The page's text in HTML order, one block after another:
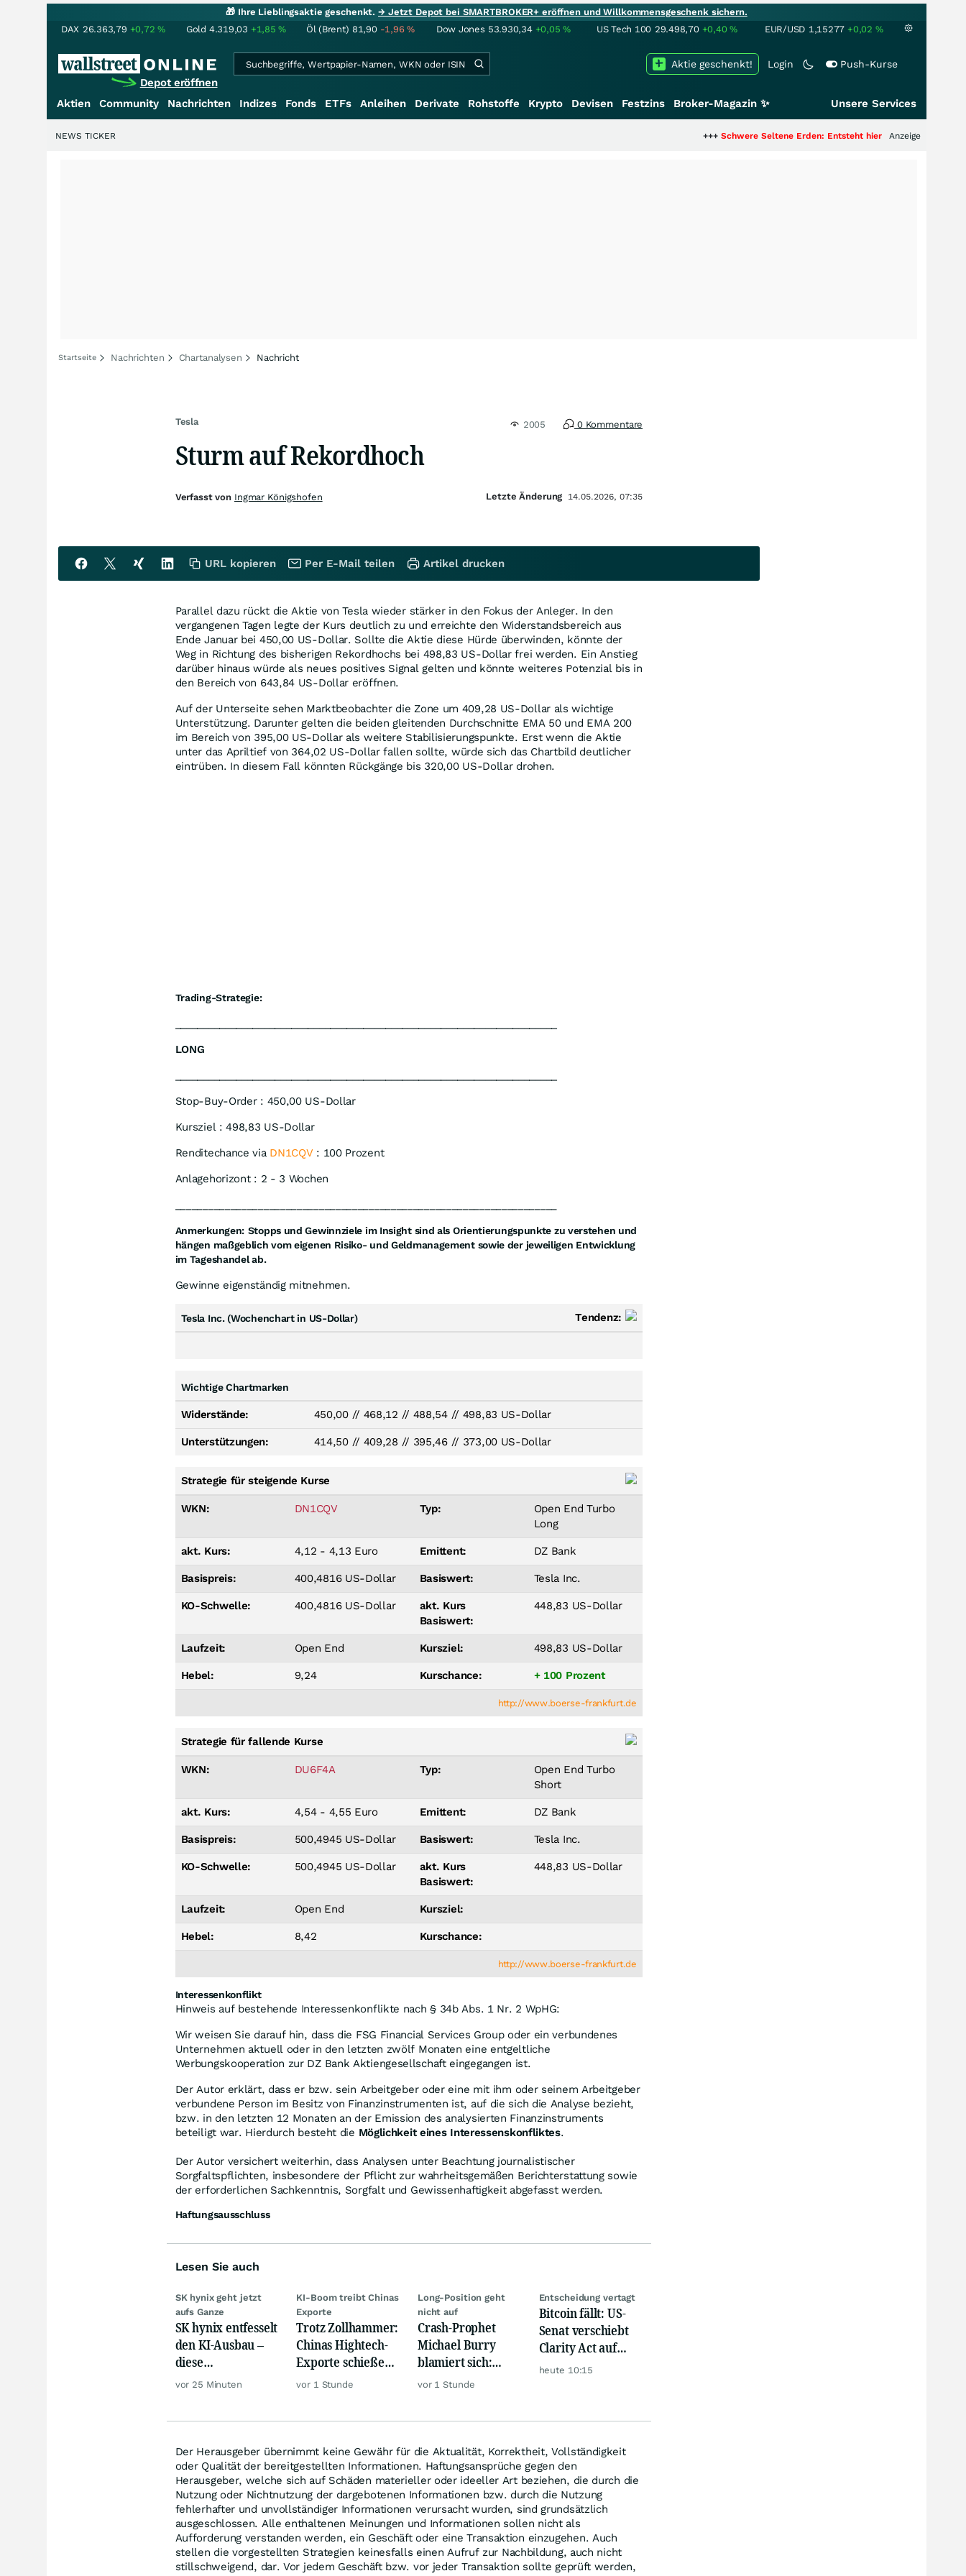
🎁 Ihre Lieblingsaktie geschenkt.→ Jetzt Depot bei SMARTBROKER+ eröffnen und Willkommensgeschenk sichern.
DAX 26.363,79 +0,72% Gold 4.319,03 +1,85% Öl (Brent) 81,90 -1,96% Dow Jones 53.930,34 +0,05% US Tech 100 29.498,70 +0,40% EUR/USD 1,15277 +0,02 %
Depot eröffnen
Login Push-Kurse
Aktie geschenkt!
Aktien Community Nachrichten Indizes Fonds ETFs Anleihen Derivate Rohstoffe Krypto Devisen Festzins Broker-Magazin ✨ Unsere Services
Schwere Seltene Erden: Entsteht hier die nächste Milliardenstory?
Anzeige
NEWS TICKER
Startseite Nachrichten Chartanalysen Nachricht
Tesla 2005 0 Kommentare
Sturm auf Rekordhoch
Parallel dazu rückt die Aktie von Tesla wieder stärker in den Fokus der Anleger. In den
vergangenen Tagen legte der Kurs deutlich zu und erreichte den Widerstandsbereich aus
Ende Januar bei 450,00 US-Dollar. Sollte die Aktie diese Hürde überwinden, könnte der
Weg in Richtung des bisherigen Rekordhochs bei 498,83 US-Dollar frei werden. Ein Anstieg
darüber hinaus würde als neues positives Signal gelten und könnte weiteres Potenzial bis in
den Bereich von 643,84 US-Dollar eröffnen.
Auf der Unterseite sehen Marktbeobachter die Zone um 409,28 US-Dollar als wichtige
Unterstützung. Darunter gelten die beiden gleitenden Durchschnitte EMA 50 und EMA 200
im Bereich von 395,00 US-Dollar als weitere Stabilisierungspunkte. Erst wenn die Aktie
unter das Apriltief von 364,02 US-Dollar fallen sollte, würde sich das Chartbild deutlicher
eintrüben. In diesem Fall könnten Rückgänge bis 320,00 US-Dollar drohen.
Trading-Strategie:
LONG
Stop-Buy-Order : 450,00 US-Dollar
Kursziel : 498,83 US-Dollar
Renditechance via DN1CQV: 100 Prozent
Anlagehorizont : 2 - 3 Wochen
Anmerkungen: Stopps und Gewinnziele im Insight sind als Orientierungspunkte zu verstehen und
hängen maßgeblich vom eigenen Risiko- und Geldmanagement sowie der jeweiligen Entwicklung
im Tageshandel ab.
Gewinne eigenständig mitnehmen.
Tesla Inc. (Wochenchart in US-Dollar) Tendenz:
Wichtige Chartmarken
Widerstände: 450,00 // 468,12 // 488,54 // 498,83 US-Dollar
Unterstützungen: 414,50 // 409,28 // 395,46 // 373,00 US-Dollar
Strategie für steigende Kurse
WKN: DN1CQV Typ:
Open End Turbo
Long
akt. Kurs: 4,12 - 4,13 Euro Emittent: DZ Bank
Basispreis: 400,4816 US-Dollar Basiswert: Tesla Inc.
KO-Schwelle: 400,4816 US-Dollar
akt. Kurs
Basiswert:
448,83 US-Dollar
Laufzeit: Open End Kursziel: 498,83 US-Dollar
Hebel: 9,24 Kurschance: + 100 Prozent
http://www.boerse-frankfurt.de
Strategie für fallende Kurse
WKN: DU6F4A Typ:
Open End Turbo
Short
akt. Kurs: 4,54 - 4,55 Euro Emittent: DZ Bank
Basispreis: 500,4945 US-Dollar Basiswert: Tesla Inc.
KO-Schwelle: 500,4945 US-Dollar
akt. Kurs
Basiswert:
448,83 US-Dollar
Laufzeit: Open End Kursziel:
Hebel: 8,42 Kurschance:
http://www.boerse-frankfurt.de
Interessenkonflikt
Hinweis auf bestehende Interessenkonflikte nach § 34b Abs. 1 Nr. 2 WpHG:
Wir weisen Sie darauf hin, dass die FSG Financial Services Group oder ein verbundenes
Unternehmen aktuell oder in den letzten zwölf Monaten eine entgeltliche
Werbungskooperation zur DZ Bank Aktiengesellschaft eingegangen ist.
Der Autor erklärt, dass er bzw. sein Arbeitgeber oder eine mit ihm oder seinem Arbeitgeber
verbundene Person im Besitz von Finanzinstrumenten ist, auf die sich die Analyse bezieht,
bzw. in den letzten 12 Monaten an der Emission des analysierten Finanzinstruments
beteiligt war. Hierdurch besteht die Möglichkeit eines Interessenskonfliktes.
Der Autor versichert weiterhin, dass Analysen unter Beachtung journalistischer
Sorgfaltspflichten, insbesondere der Pflicht zur wahrheitsgemäßen Berichterstattung sowie
der erforderlichen Sachkenntnis, Sorgfalt und Gewissenhaftigkeit abgefasst werden.
Haftungsausschluss
Lesen Sie auch
SK hynix geht jetzt
aufs Ganze
SK hynix entfesselt
den KI-Ausbau –
diese
Milliardenwette ist
vor 25 Minuten
KI-Boom treibt Chinas
Exporte
Trotz Zollhammer:
Chinas Hightech-
Exporte schießen
weiter nach oben
vor 1 Stunde
Long-Position geht
nicht auf
Crash-Prophet
Michael Burry
blamiert sich:
Diese Wette taugt
vor 1 Stunde
Entscheidung vertagt
Bitcoin fällt: US-
Senat verschiebt
Clarity Act auf
September
heute 10:15
Der Herausgeber übernimmt keine Gewähr für die Aktualität, Korrektheit, Vollständigkeit
oder Qualität der bereitgestellten Informationen. Haftungsansprüche gegen den
Herausgeber, welche sich auf Schäden materieller oder ideeller Art beziehen, die durch die
Nutzung oder Nichtnutzung der dargebotenen Informationen bzw. durch die Nutzung
fehlerhafter und unvollständiger Informationen verursacht wurden, sind grundsätzlich
ausgeschlossen. Alle enthaltenen Meinungen und Informationen sollen nicht als
Aufforderung verstanden werden, ein Geschäft oder eine Transaktion einzugehen. Auch
stellen die vorgestellten Strategien keinesfalls einen Aufruf zur Nachbildung, auch nicht
stillschweigend, dar. Vor jedem Geschäft bzw. vor jeder Transaktion sollte geprüft werden,
Verfasst von Ingmar Königshofen Letzte Änderung 14.05.2026, 07:35
URL kopieren Per E-Mail teilen Artikel drucken